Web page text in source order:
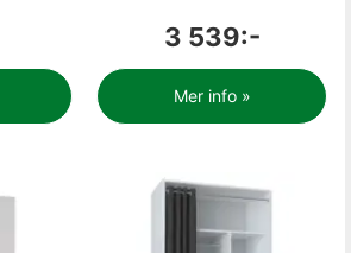
3 539:-
Mer info »